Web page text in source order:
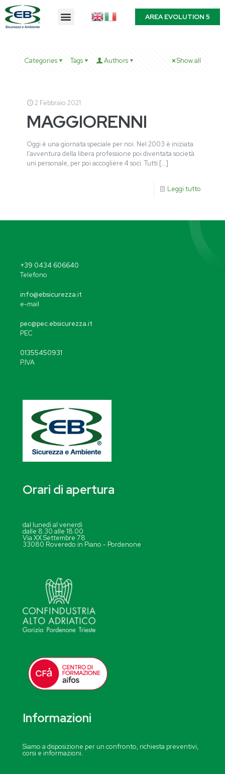
AREA EVOLUTION 5
Categories Tags Authors Show all
2 Febbraio 2021
MAGGIORENNI
Oggi è una giornata speciale per noi. Nel 2003 è iniziata
l’avventura della libera professione poi diventata società
uni personale, per poi accogliere 4 soci. Tutti […]
Leggi tutto
+39 0434 606640
Telefono
info@ebsicurezza.it
e-mail
pec@pec.ebsicurezza.it
PEC
01355450931
P.IVA
Orari di apertura
dal lunedì al venerdì
dalle 8.30 alle 18.00
Via XX Settembre 78
33080 Roveredo in Piano - Pordenone
Informazioni
Siamo a disposizione per un confronto, richiesta preventivi,
corsi e informazioni.